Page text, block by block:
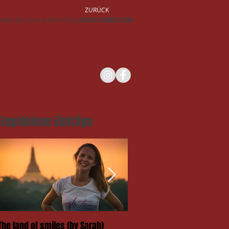
& SHOP VON LUKAS MARCHESI
ZURÜCK
Einträge
land of smiles (by Sarah)